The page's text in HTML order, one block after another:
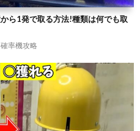
ら1発で取る方法!種類は何でも取
率機攻略